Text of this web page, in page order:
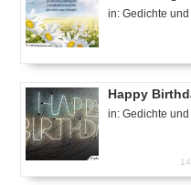
in: Gedichte
Happy
in: Gedichte